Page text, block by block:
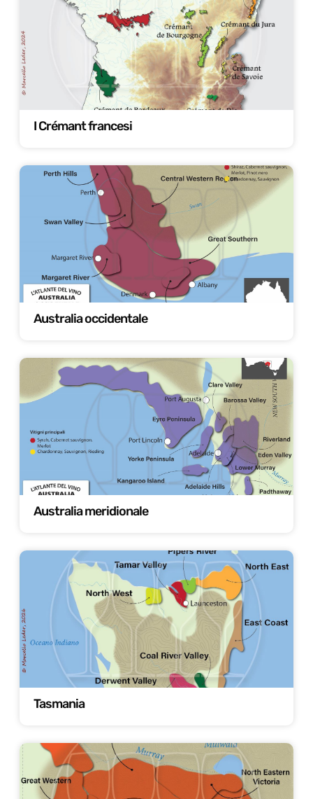
I Crémant francesi
Australia occidentale
Australia meridionale
Tasmania